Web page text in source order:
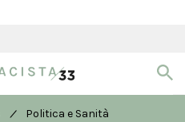
/ Politica e Sanità